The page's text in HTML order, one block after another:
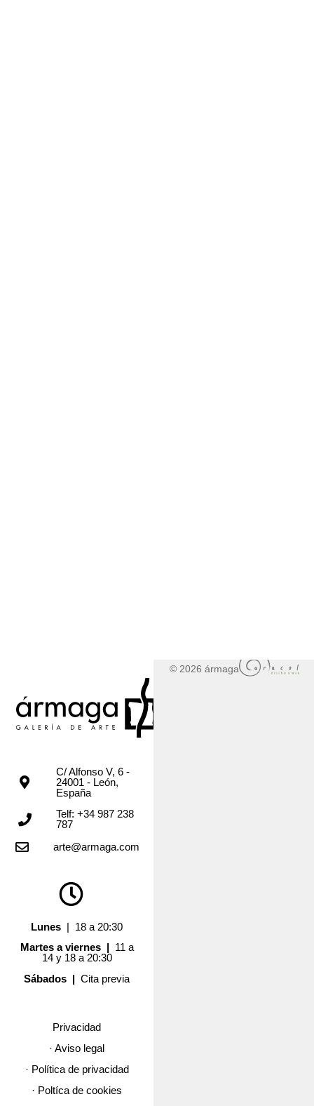
C/ Alfonso V, 6 -
24001 - León,
España
Telf: +34 987 238
787
arte@armaga.com
Lunes | 18 a 20:30
Martes a viernes | 11 a
14 y 18 a 20:30
Sábados |Cita previa
Privacidad
· Aviso legal
· Política de privacidad
· Poltíca de cookies
© 2026 ármaga